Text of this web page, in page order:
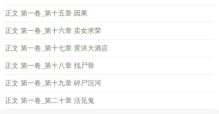
正文 第一卷_第十五章 因果
正文 第一卷_第十六章 卖女求荣
正文 第一卷_第十七章 景洪大酒店
正文 第一卷_第十八章 找尸骨
正文 第一卷_第十九章 碎尸沉河
正文 第一卷_第二十章 活见鬼